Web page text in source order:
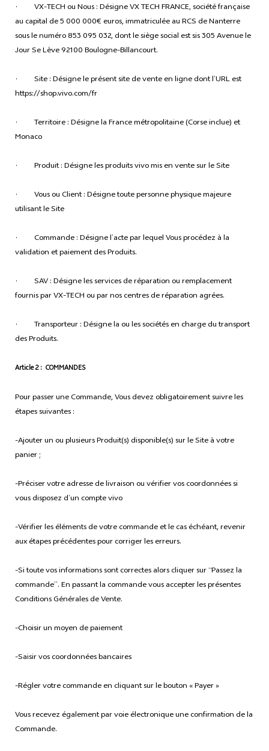
· VX-TECH ou Nous : Désigne VX TECH FRANCE, société française
au capital de 5 000 000€ euros, immatriculée au RCS de Nanterre
sous le numéro 853 095 032, dont le siège social est sis 305 Avenue le
Jour Se Lève 92100 Boulogne-Billancourt.
· Site : Désigne le présent site de vente en ligne dont l’URL est
https://shop.vivo.com/fr
· Territoire : Désigne la France métropolitaine (Corse inclue) et
Monaco
· Produit : Désigne les produits vivo mis en vente sur le Site
· Vous ou Client : Désigne toute personne physique majeure
utilisant le Site
· Commande : Désigne l’acte par lequel Vous procédez à la
validation et paiement des Produits.
· SAV : Désigne les services de réparation ou remplacement
fournis par VX-TECH ou par nos centres de réparation agrées.
· Transporteur : Désigne la ou les sociétés en charge du transport
des Produits.
Article 2 : COMMANDES
Pour passer une Commande, Vous devez obligatoirement suivre les
étapes suivantes :
-Ajouter un ou plusieurs Produit(s) disponible(s) sur le Site à votre
panier ;
-Préciser votre adresse de livraison ou vérifier vos coordonnées si
vous disposez d’un compte vivo
-Vérifier les éléments de votre commande et le cas échéant, revenir
aux étapes précédentes pour corriger les erreurs.
-Si toute vos informations sont correctes alors cliquer sur “Passez la
commande”. En passant la commande vous accepter les présentes
Conditions Générales de Vente.
-Choisir un moyen de paiement
-Saisir vos coordonnées bancaires
-Régler votre commande en cliquant sur le bouton « Payer »
Vous recevez également par voie électronique une confirmation de la
Commande.